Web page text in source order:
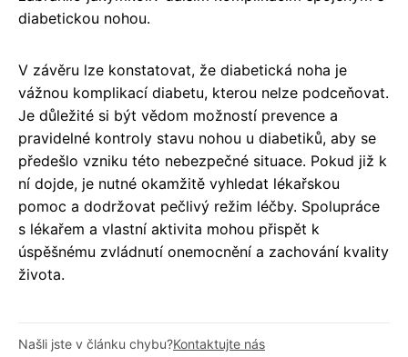
diabetickou nohou.
V závěru lze konstatovat, že diabetická noha je
vážnou komplikací diabetu, kterou nelze podceňovat.
Je důležité si být vědom možností prevence a
pravidelné kontroly stavu nohou u diabetiků, aby se
předešlo vzniku této nebezpečné situace. Pokud již k
ní dojde, je nutné okamžitě vyhledat lékařskou
pomoc a dodržovat pečlivý režim léčby. Spolupráce
s lékařem a vlastní aktivita mohou přispět k
úspěšnému zvládnutí onemocnění a zachování kvality
života.
Našli jste v článku chybu?Kontaktujte nás